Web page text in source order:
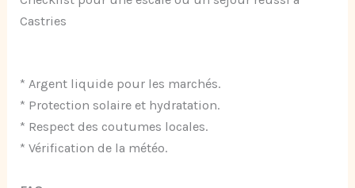
Castries
* Argent liquide pour les marchés.
* Protection solaire et hydratation.
* Respect des coutumes locales.
* Vérification de la météo.